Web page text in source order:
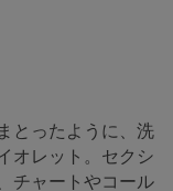
とったように、洗
オレット。セクシ
チャートやコール